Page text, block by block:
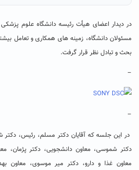
در دیدار اعضای هیأت رئیسه دانشگاه علوم
مسئولان دانشگاه، زمینه های همکاری و تعامل
بحث و تبادل نظر قرار گرفت.
–
–
در این جلسه که آقایان دکتر مسلم، رئیس،
دکتر شموسی، معاون دانشجویی، دکتر پژمان،
معاون غذا و دارو، دکتر میر موسوی، معاون